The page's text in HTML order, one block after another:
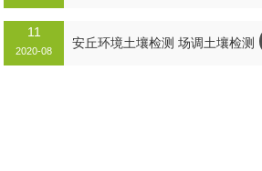
11
2020-08
安丘环境土壤检测 场调土壤检测